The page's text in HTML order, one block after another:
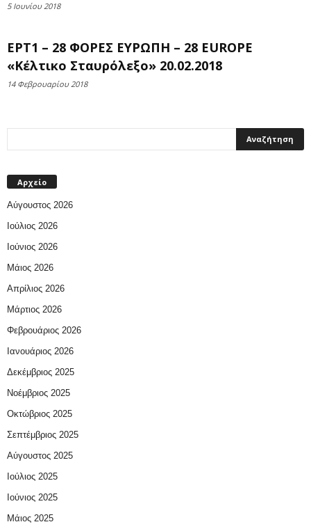
5 Ιουνίου 2018
ΕΡΤ1 – 28 ΦΟΡΕΣ ΕΥΡΩΠΗ – 28 EUROPE
«Κέλτικο Σταυρόλεξο» 20.02.2018
14 Φεβρουαρίου 2018
Αρχείο
Αύγουστος 2026
Ιούλιος 2026
Ιούνιος 2026
Μάιος 2026
Απρίλιος 2026
Μάρτιος 2026
Φεβρουάριος 2026
Ιανουάριος 2026
Δεκέμβριος 2025
Νοέμβριος 2025
Οκτώβριος 2025
Σεπτέμβριος 2025
Αύγουστος 2025
Ιούλιος 2025
Ιούνιος 2025
Μάιος 2025